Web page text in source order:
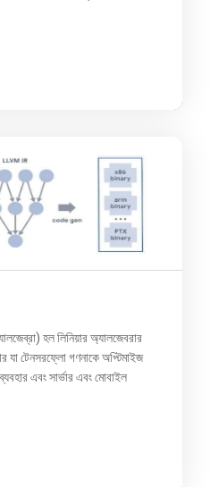
হল লিনিয়ার অ্যালজেবরার
যা টেনসরফ্লো গণনাকে অপ্টিমাইজ
এবং সার্ভার এবং মোবাইল